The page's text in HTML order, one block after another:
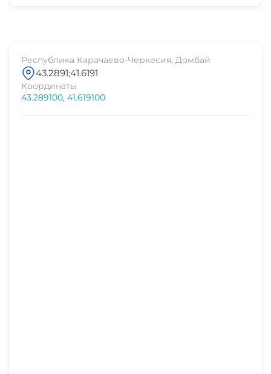
Расстояния:
Как добраться:
Республика Карачаево-Черкесия, Домбай
43.2891;41.6191
Координаты
43.289100, 41.619100